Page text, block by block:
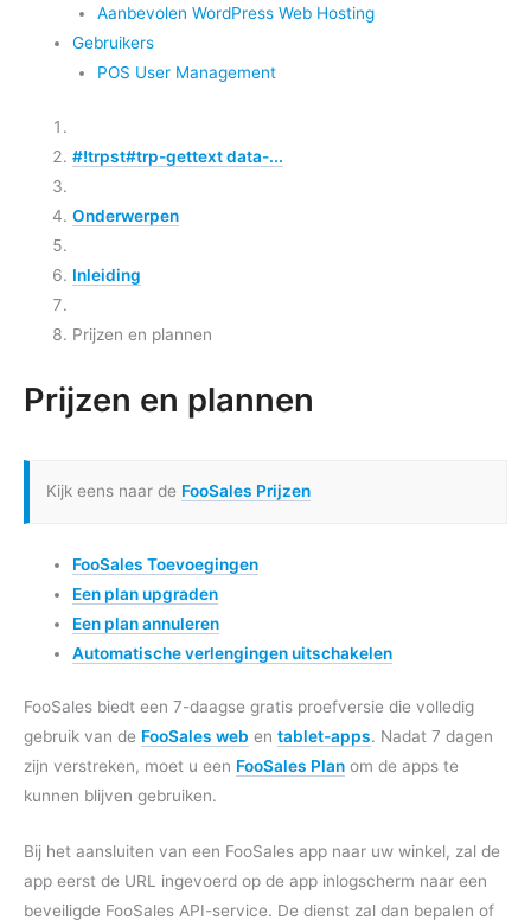
Aanbevolen WordPress Web Hosting
Gebruikers
POS User Management
#!trpst#trp-gettext data-...
Onderwerpen
Inleiding
Prijzen en plannen
Prijzen en plannen
Kijk eens naar de FooSales Prijzen
FooSales Toevoegingen
Een plan upgraden
Een plan annuleren
Automatische verlengingen uitschakelen
FooSales biedt een 7-daagse gratis proefversie die volledig
gebruik van de FooSales web en tablet-apps. Nadat 7 dagen
zijn verstreken, moet u een FooSales Plan om de apps te
kunnen blijven gebruiken.
Bij het aansluiten van een FooSales app naar uw winkel, zal de
app eerst de URL ingevoerd op de app inlogscherm naar een
beveiligde FooSales API-service. De dienst zal dan bepalen of